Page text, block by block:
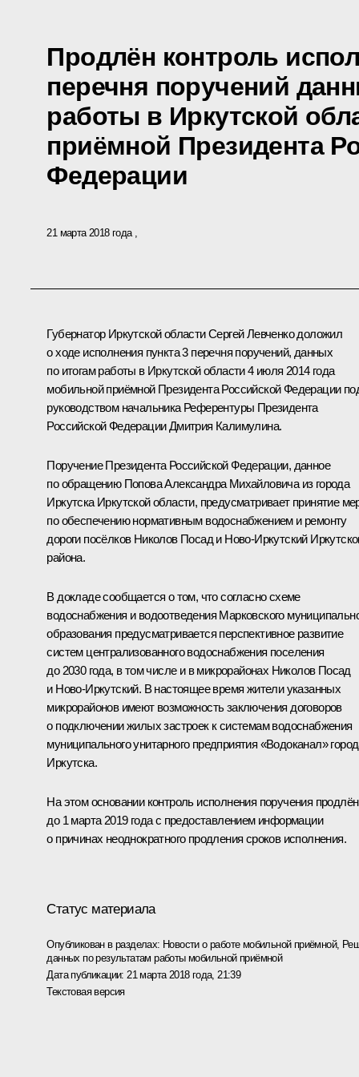
Продлён контроль
перечня поручений
работы в Иркутской
приёмной Президента
Федерации
21 марта 2018 года
Губернатор Иркутской области Сергей Левченко доложил
о ходе исполнения пункта 3 перечня поручений, данных
по итогам работы в Иркутской области 4 июля 2014 года
мобильной приёмной Президента Российской Федерации
руководством начальника Референтуры Президента
Российской Федерации Дмитрия Калимулина.
Поручение Президента Российской Федерации, данное
по обращению Попова Александра Михайловича из города
Иркутска Иркутской области, предусматривает принятие
по обеспечению нормативным водоснабжением и ремонту
дороги посёлков Николов Посад и Ново-Иркутский
района.
В докладе сообщается о том, что согласно схеме
водоснабжения и водоотведения Марковского
образования предусматривается перспективное развитие
систем централизованного водоснабжения поселения
до 2030 года, в том числе и в микрорайонах Николов Посад
и Ново-Иркутский. В настоящее время жители указанных
микрорайонов имеют возможность заключения договоров
о подключении жилых застроек к системам водоснабжения
муниципального унитарного предприятия «Водоканал»
Иркутска.
На этом основании контроль исполнения поручения продлён
до 1 марта 2019 года с предоставлением информации
о причинах неоднократного продления сроков исполнения.
Статус материала
Опубликован в разделах: Новости о работе мобильной приёмной,
данных по результатам работы мобильной приёмной
Дата публикации: 21 марта 2018 года, 21:39
Текстовая версия